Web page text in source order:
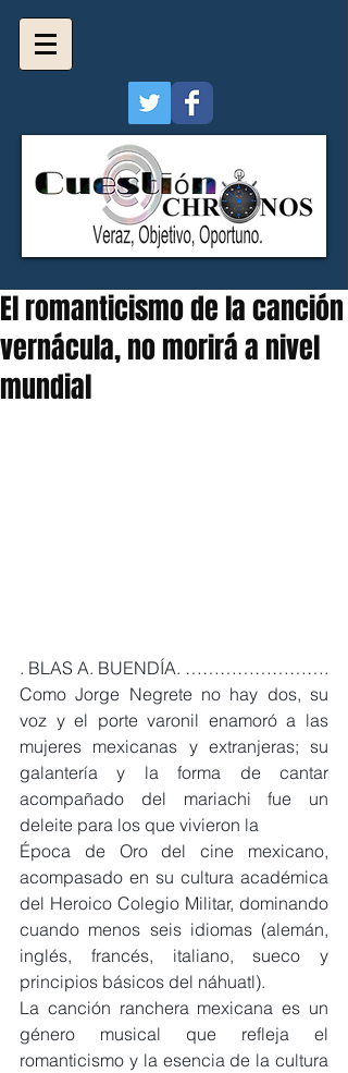
El romanticismo de la canción
vernácula, no morirá a nivel
mundial
. BLAS A. BUENDÍA. …………………….
Como Jorge Negrete no hay dos, su
voz y el porte varonil enamoró a las
mujeres mexicanas y extranjeras; su
galantería y la forma de cantar
acompañado del mariachi fue un
deleite para los que vivieron la
Época de Oro del cine mexicano,
acompasado en su cultura académica
del Heroico Colegio Militar, dominando
cuando menos seis idiomas (alemán,
inglés, francés, italiano, sueco y
principios básicos del náhuatl).
La canción ranchera mexicana es un
género musical que refleja el
romanticismo y la esencia de la cultura